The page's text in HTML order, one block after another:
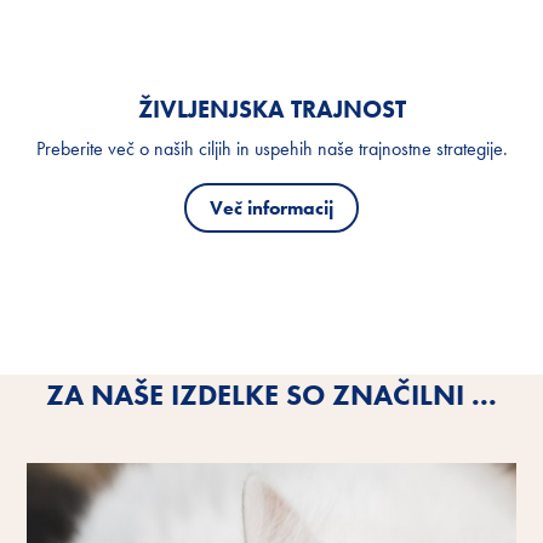
ŽIVLJENJSKA TRAJNOST
Preberite več o naših ciljih in uspehih naše trajnostne strategije.
Več informacij
ZA NAŠE IZDELKE SO ZNAČILNI ...